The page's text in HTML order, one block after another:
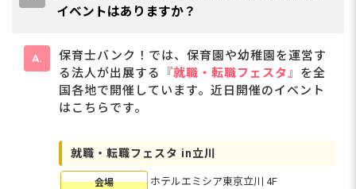
イベントはありますか？
保育士バンク！では、保育園や幼稚園を運営す
る法人が出展する
『就職・転職フェスタ』 を全
国各地で開催しています。近日開催のイベント
はこちらです。
就職・転職フェスタ in立川
会場 ホテルエミシア東京立川 4F